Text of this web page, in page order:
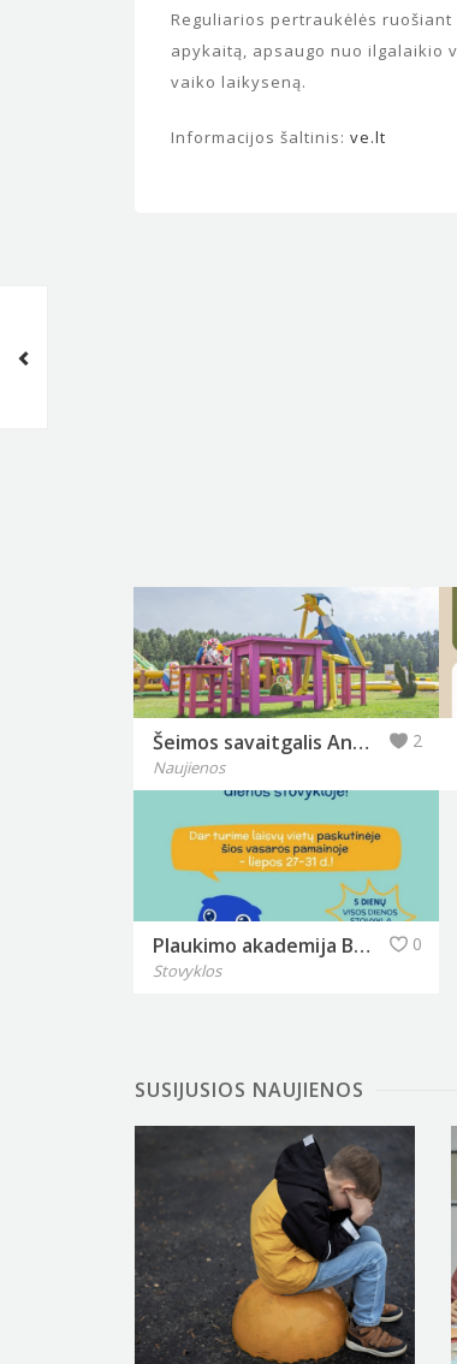
Reguliarios pertraukėlės
apykaitą, apsaugo nuo ilgalaikio
vaiko laikyseną.
Informacijos šaltinis: ve.lt
Šeimos savaitgalis Anykščiuose keičiasi: „Labi parkas“ pristato naujieną, kurios laukė lankytojai
Naujienos
2
Plaukimo akademija Banga
Stovyklos
0
SUSIJUSIOS NAUJIENOS